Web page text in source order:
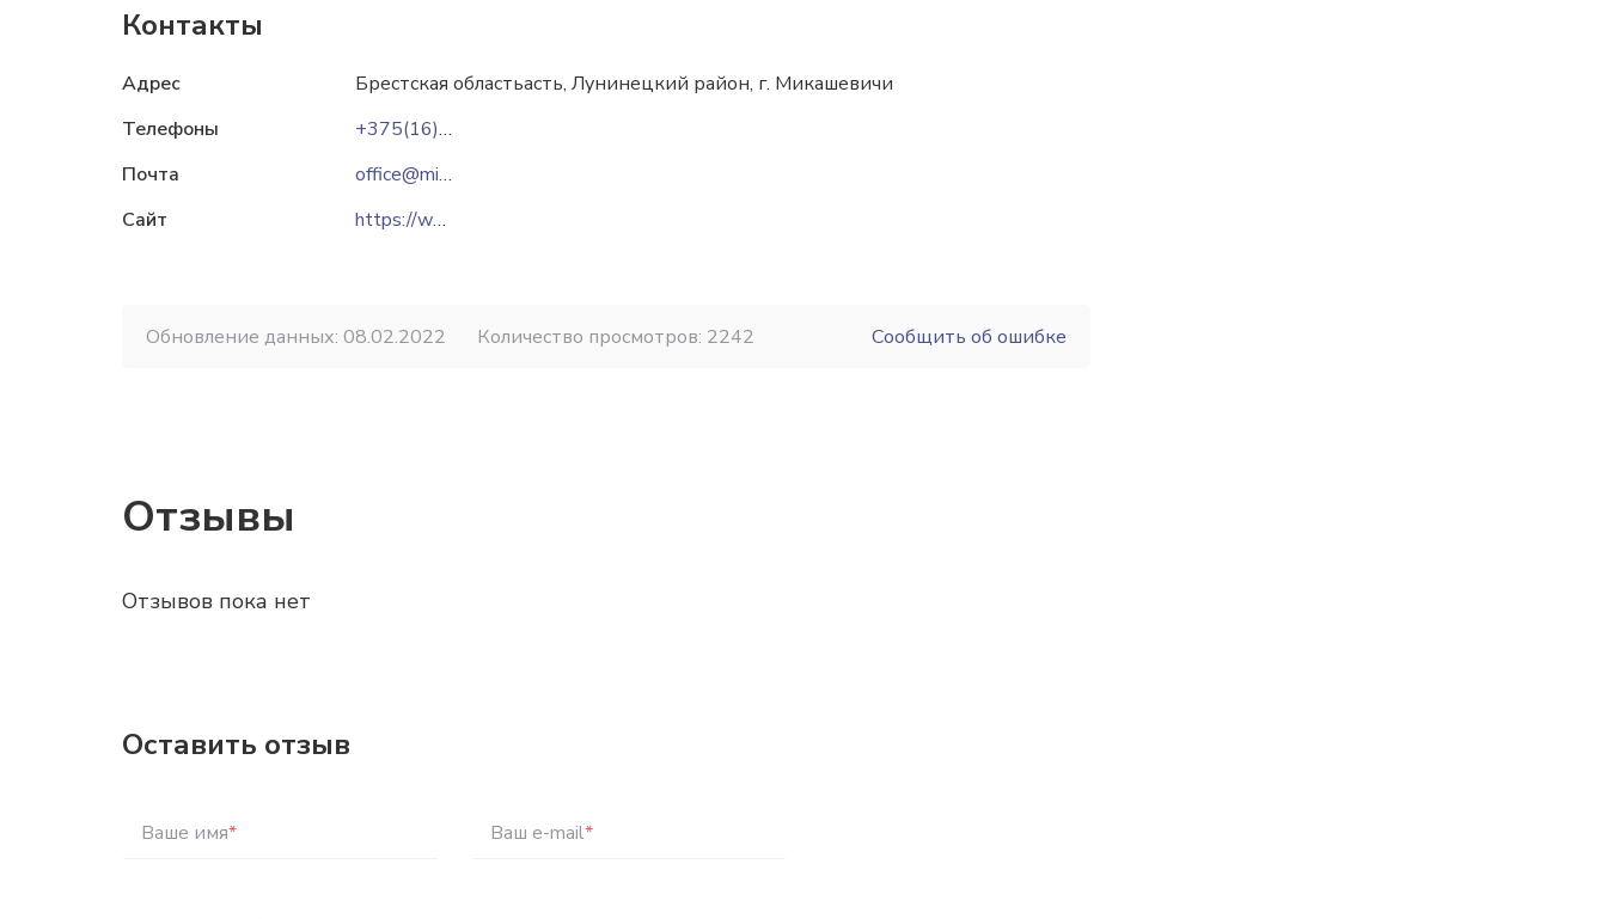
Контакты
Адрес
Брестская областьасть, Лунинецкий район, г. Микашевичи
Телефоны
+375(16)474-38-31
Почта
office@mikabet.brest.by
Сайт
https://www.mikabet.by
Обновление данных: 08.02.2022 Количество просмотров: 2242 Сообщить об ошибке
Отзывы
Отзывов пока нет
Оставить отзыв
Ваше имя* Ваш e-mail*